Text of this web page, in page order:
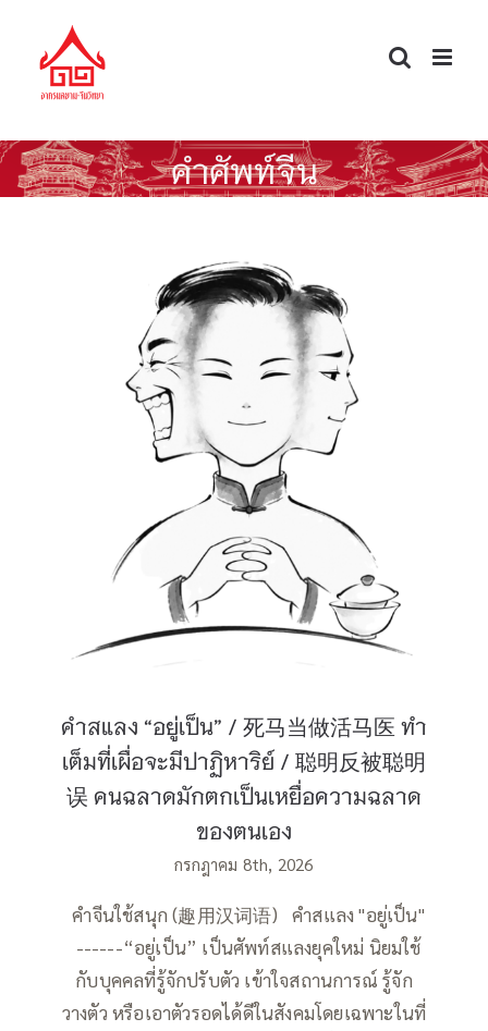
content
คำศัพท์จีน
คำสแลง “อยู่เป็น” / 死马当做活马医 ทำ
เต็มที่เผื่อจะมีปาฏิหาริย์ / 聪明反被聪明误
คนฉลาดมักตกเป็นเหยื่อความฉลาดของ
ตนเอง
คำสแลง “อยู่เป็น” / 死马当做活马医 ทำ
เต็มที่เผื่อจะมีปาฏิหาริย์ / 聪明反被聪明
误 คนฉลาดมักตกเป็นเหยื่อความฉลาด
ของตนเอง
กรกฎาคม 8th, 2026
คำจีนใช้สนุก (趣用汉词语) คำสแลง "อยู่เป็น"
------“อยู่เป็น” เป็นศัพท์สแลงยุคใหม่ นิยมใช้
กับบุคคลที่รู้จักปรับตัว เข้าใจสถานการณ์ รู้จัก
วางตัว หรือเอาตัวรอดได้ดีในสังคมโดยเฉพาะในที่